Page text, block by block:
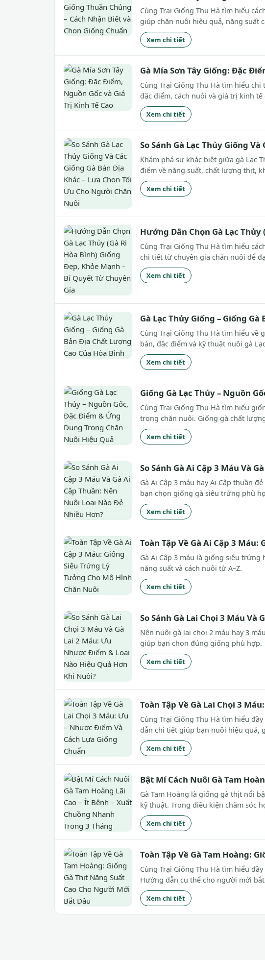
Cùng Trại Giống Thu Hà tìm hiểu
giúp chăn nuôi hiệu quả, năng suất
Xem chi tiết
Gà Mía Sơn Tây Giống: Đặc
Cùng Trại Giống Thu Hà tìm hiểu
đặc điểm, cách nuôi và giá trị kinh tế
Xem chi tiết
So Sánh Gà Lạc Thủy Giống
Khám phá sự khác biệt giữa gà Lạc
điểm về năng suất, chất lượng thịt,
Xem chi tiết
Hướng Dẫn Chọn Gà Lạc
Cùng Trại Giống Thu Hà tìm hiểu
chi tiết từ chuyên gia chăn nuôi để
Xem chi tiết
Gà Lạc Thủy Giống – Giống
Cùng Trại Giống Thu Hà tìm hiểu về
bán, đặc điểm và kỹ thuật nuôi gà
Xem chi tiết
Giống Gà Lạc Thủy – Nguồn
Cùng Trại Giống Thu Hà tìm hiểu
trong chăn nuôi. Giống gà chất
Xem chi tiết
So Sánh Gà Ai Cập 3 Máu Và
Gà Ai Cập 3 máu hay Ai Cập thuần
bạn chọn giống gà siêu trứng phù
Xem chi tiết
Toàn Tập Về Gà Ai Cập 3
Gà Ai Cập 3 máu là giống siêu
năng suất và cách nuôi từ A–Z.
Xem chi tiết
So Sánh Gà Lai Chọi 3 Máu
Nên nuôi gà lai chọi 2 máu hay 3
giúp bạn chọn đúng giống phù hợp.
Xem chi tiết
Toàn Tập Về Gà Lai Chọi 3
Cùng Trại Giống Thu Hà tìm hiểu
dẫn chi tiết giúp bạn nuôi hiệu quả,
Xem chi tiết
Bật Mí Cách Nuôi Gà Tam
Gà Tam Hoàng là giống gà thịt nổi
kỹ thuật. Trong điều kiện chăm sóc
Xem chi tiết
Toàn Tập Về Gà Tam Hoàng:
Cùng Trại Giống Thu Hà tìm hiểu
Hướng dẫn cụ thể cho người mới
Xem chi tiết